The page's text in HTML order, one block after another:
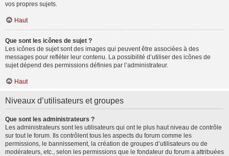
vos propres sujets.
Haut
Que sont les icônes de sujet ?
Les icônes de sujet sont des images qui peuvent être associées à des
messages pour refléter leur contenu. La possibilité d’utiliser des icônes de
sujet dépend des permissions définies par l’administrateur.
Haut
Niveaux d’utilisateurs et groupes
Que sont les administrateurs ?
Les administrateurs sont les utilisateurs qui ont le plus haut niveau de contrôle
sur tout le forum. Ils contrôlent tous les aspects du forum comme les
permissions, le bannissement, la création de groupes d’utilisateurs ou de
modérateurs, etc., selon les permissions que le fondateur du forum a attribuées